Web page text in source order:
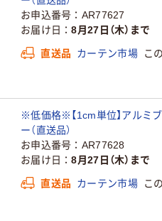
お申込番号
AR77627
お届け日
8月27日（木）まで
直送品 カーテン市場 こ
※低価格※【1cm単位】アルミ
ー（直送品）
お申込番号
AR77628
お届け日
8月27日（木）まで
直送品 カーテン市場 こ